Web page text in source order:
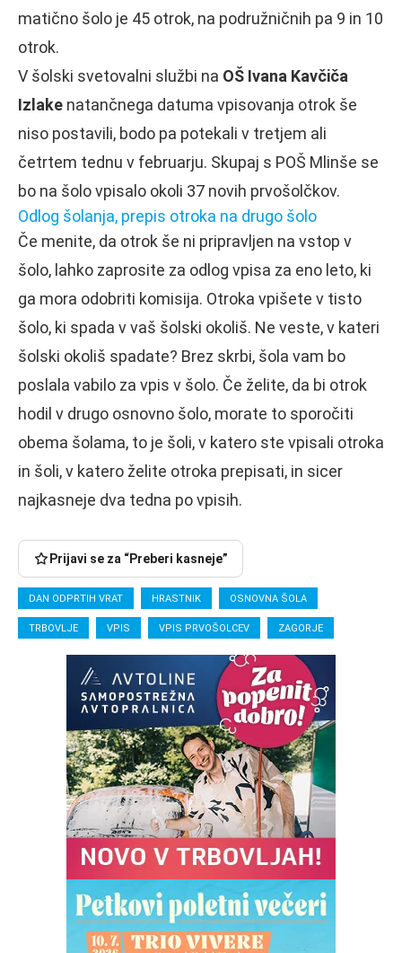
matično šolo je 45 otrok, na podružničnih pa 9 in 10
otrok.
V šolski svetovalni službi na OŠ Ivana Kavčiča
Izlake natančnega datuma vpisovanja otrok še
niso postavili, bodo pa potekali v tretjem ali
četrtem tednu v februarju. Skupaj s POŠ Mlinše se
bo na šolo vpisalo okoli 37 novih prvošolčkov.
Odlog šolanja, prepis otroka na drugo šolo
Če menite, da otrok še ni pripravljen na vstop v
šolo, lahko zaprosite za odlog vpisa za eno leto, ki
ga mora odobriti komisija. Otroka vpišete v tisto
šolo, ki spada v vaš šolski okoliš. Ne veste, v kateri
šolski okoliš spadate? Brez skrbi, šola vam bo
poslala vabilo za vpis v šolo. Če želite, da bi otrok
hodil v drugo osnovno šolo, morate to sporočiti
obema šolama, to je šoli, v katero ste vpisali otroka
in šoli, v katero želite otroka prepisati, in sicer
najkasneje dva tedna po vpisih.
Prijavi se za “Preberi kasneje”
DAN ODPRTIH VRAT HRASTNIK OSNOVNA ŠOLA
TRBOVLJE VPIS VPIS PRVOŠOLCEV ZAGORJE